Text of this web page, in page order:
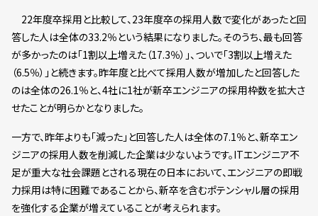
22年度卒採用と比較して、23年度卒の採用人数で変化があったと回
答した人は全体の33.2％という結果になりました。そのうち、最も回答
が多かったのは「1割以上増えた（17.3％）」、ついで「3割以上増えた
（6.5％）」と続きます。昨年度と比べて採用人数が増加したと回答した
のは全体の26.1％と、4社に1社が新卒エンジニアの採用枠数を拡大さ
せたことが明らかとなりました。
一方で、昨年よりも「減った」と回答した人は全体の7.1％と、新卒エン
ジニアの採用人数を削減した企業は少ないようです。ITエンジニア不
足が重大な社会課題とされる現在の日本において、エンジニアの即戦
力採用は特に困難であることから、新卒を含むポテンシャル層の採用
を強化する企業が増えていることが考えられます。